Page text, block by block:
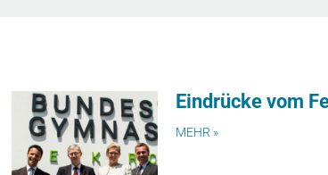
Eindrücke vom
MEHR »